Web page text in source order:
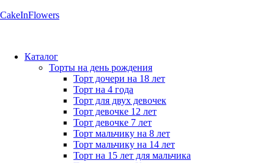
CakeInFlowers
Каталог
Торты на день рождения
Торт дочери на 18 лет
Торт на 4 года
Торт для двух девочек
Торт девочке 12 лет
Торт девочке 7 лет
Торт мальчику на 8 лет
Торт мальчику на 14 лет
Торт на 15 лет для мальчика